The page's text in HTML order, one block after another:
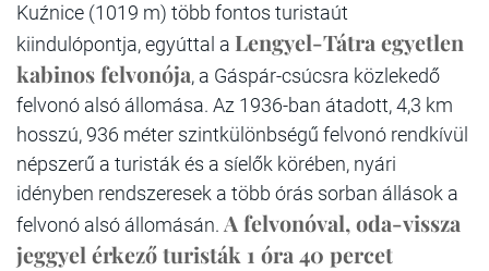
Kuźnice (1019 m) több fontos turistaút
kiindulópontja, egyúttal a Lengyel-Tátra egyetlen
kabinos felvonója, a Gáspár-csúcsra közlekedő
felvonó alsó állomása. Az 1936-ban átadott, 4,3 km
hosszú, 936 méter szintkülönbségű felvonó rendkívül
népszerű a turisták és a síelők körében, nyári
idényben rendszeresek a több órás sorban állások a
felvonó alsó állomásán. A felvonóval, oda-vissza
jeggyel érkező turisták 1 óra 40 percet